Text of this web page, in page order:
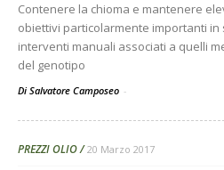
Contenere la chioma e mantenere
obiettivi particolarmente importanti in
interventi manuali associati a quelli
del genotipo
Di Salvatore Camposeo -
PREZZI OLIO 20 Marzo 2017